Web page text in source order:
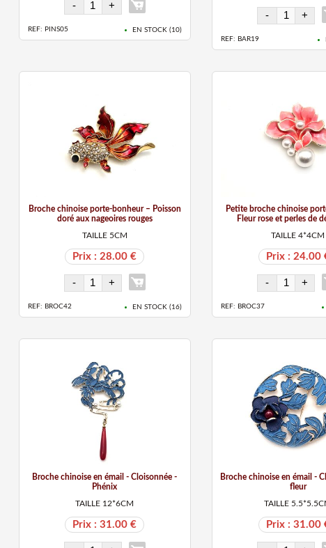
REF: PINS05 EN STOCK ( 10)
REF: BAR19
Broche chinoise porte-bonheur – Poisson
doré aux nageoires rouges
TAILLE 5CM
Prix : 28.00 €
REF: BROC42 EN STOCK ( 16)
Petite broche chinoise
Fleur rose et perles de
TAILLE 4*4CM
Prix : 24.00
REF: BROC37
Broche chinoise en émail - Cloisonnée -
Phénix
TAILLE 12*6CM
Prix : 31.00 €
Broche chinoise en émail -
fleur
TAILLE
Prix : 31.00